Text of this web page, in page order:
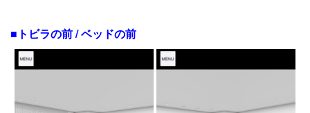
■トビラの前 / ベッドの前